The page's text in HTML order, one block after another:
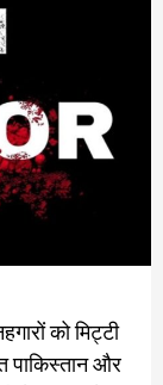
को मिट्टी
पाकिस्तान और